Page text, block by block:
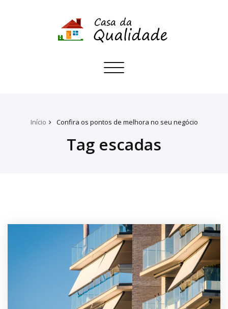
Toggle
Início Confira os pontos de melhora no seu negócio
Tag escadas